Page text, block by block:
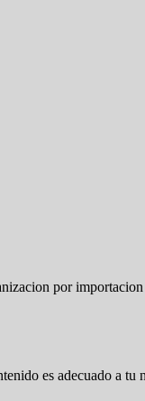
por
es adecuado a